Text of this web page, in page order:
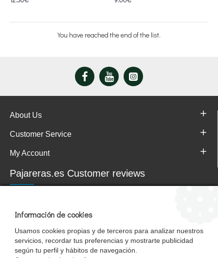
You have reached the end of the list.
About Us
Customer Service
My Account
Pajareras.es Customer reviews
Información de cookies
Usamos cookies propias y de terceros para analizar nuestros
servicios, recordar tus preferencias y mostrarte publicidad
según tu perfil y hábitos de navegación.